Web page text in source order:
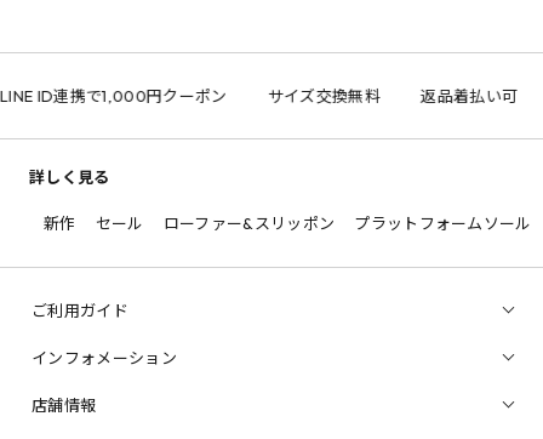
ID連携で1,000円クーポン サイズ交換無料 返品着払い可
詳しく見る
新作 セール ローファー&スリッポン プラットフォームソール
ご利用ガイド
インフォメーション
店舗情報